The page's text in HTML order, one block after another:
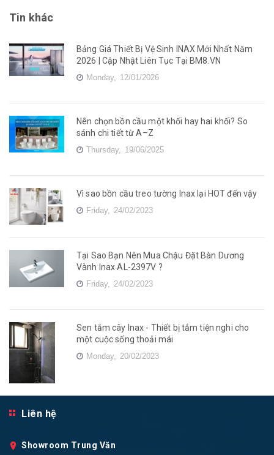
Tin khác
Bảng Giá Thiết Bị Vệ Sinh INAX Mới Nhất Năm
2026 | Cập Nhật Liên Tục Tại BM8.VN
Monday, 12/01/2026
Nên chọn bồn cầu một khối hay hai khối? So
sánh chi tiết từ A–Z
Thursday, 19/06/2025
Vì sao bồn cầu treo tường Inax lại HOT đến vậy
Friday, 24/02/2023
Tại Sao Bạn Nên Mua Chậu Đặt Bàn Dương
Vành Inax AL-2397V ?
Friday, 24/02/2023
Sen tắm cây Inax - Thiết bị tắm tiện nghi cho
một cuộc sống thoải mái
Monday, 20/02/2023
Liên hệ
Showroom Trung Văn